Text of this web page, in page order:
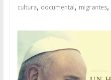
cultura, documental, migrantes,